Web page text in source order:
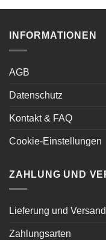
INFORMATIONEN
AGB
Datenschutz
Kontakt & FAQ
Cookie-Einstellungen
ZAHLUNG UND
Lieferung und Versand
Zahlungsarten